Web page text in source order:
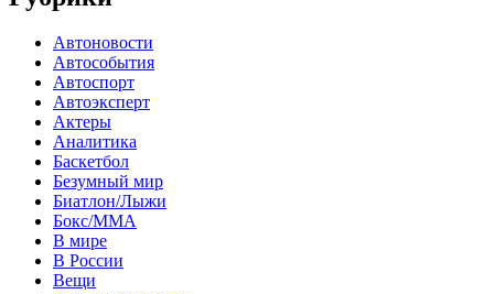
Автоновости
Автособытия
Автоспорт
Автоэксперт
Актеры
Аналитика
Баскетбол
Безумный мир
Биатлон/Лыжи
Бокс/MMA
В мире
В России
Вещи